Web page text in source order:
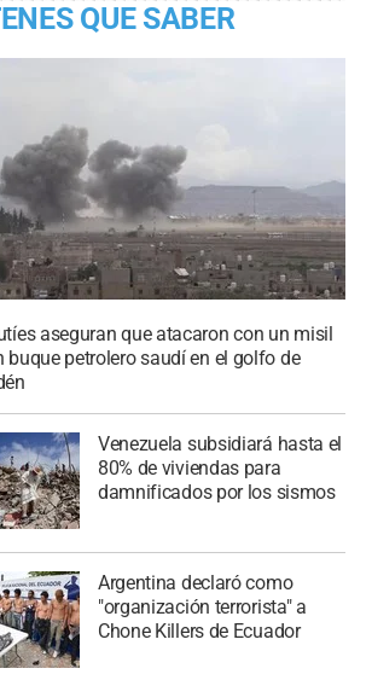
QUE SABER
aseguran que atacaron con un misil
buque petrolero saudí en el golfo de
Venezuela subsidiará hasta el
80% de viviendas para
damnificados por los sismos
Argentina declaró como
"organización terrorista" a
Chone Killers de Ecuador